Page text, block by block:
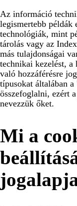
Az információ
legismertebb példák
technológiák, mint
tárolás vagy az
más tulajdonságai
technikai kezelést, a
való hozzáférésre
típusokat általában
összefoglalni, ezért
nevezzük őket.
Mi a